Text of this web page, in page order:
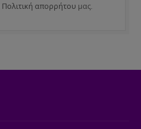
Πολιτική απορρήτου μας.